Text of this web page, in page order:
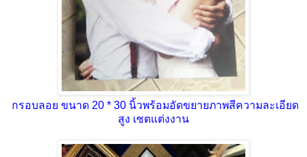
กรอบลอย ขนาด 20 * 30 นิ้วพร้อมอัดขยายภาพสีความละเอียด
สูง เซตแต่งงาน